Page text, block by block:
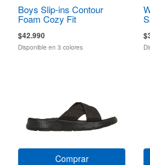
Boys Slip-ins Contour
Foam Cozy Fit
$42.990
Disponible en 3 colores
Comprar